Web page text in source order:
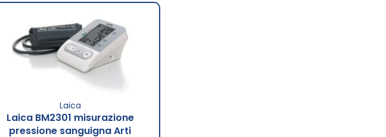
Laica
Laica BM2301 misurazione
pressione sanguigna Arti